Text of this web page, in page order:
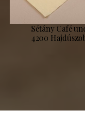
Sétány Café
4200